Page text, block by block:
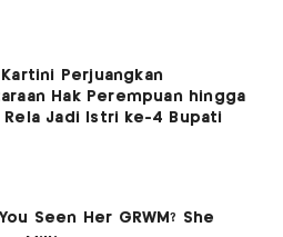
Kartini Perjuangkan
Hak Perempuan hingga
Rela Jadi Istri ke-4 Bupati